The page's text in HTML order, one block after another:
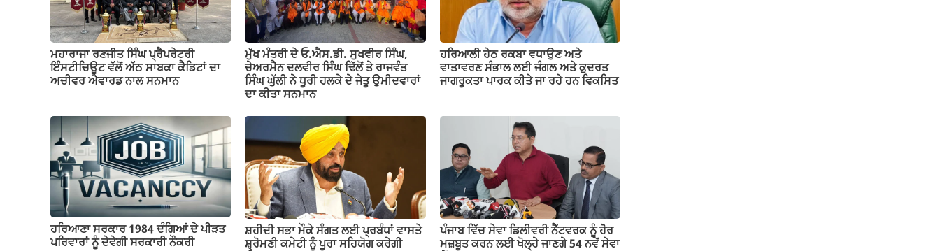
ਮਹਾਰਾਜਾ ਰਣਜੀਤ ਸਿੰਘ ਪ੍ਰੈਪਰੇਟਰੀ
ਇੰਸਟੀਚਿਊਟ ਵੱਲੋਂ ਅੱਠ ਸਾਬਕਾ ਕੈਡਿਟਾਂ ਦਾ
ਅਚੀਵਰ ਐਵਾਰਡ ਨਾਲ ਸਨਮਾਨ
ਮੁੱਖ ਮੰਤਰੀ ਦੇ ਓ.ਐਸ.ਡੀ. ਸੁਖਵੀਰ ਸਿੰਘ,
ਚੇਅਰਮੈਨ ਦਲਵੀਰ ਸਿੰਘ ਢਿੱਲੋਂ ਤੇ ਰਾਜਵੰਤ
ਸਿੰਘ ਘੁੱਲੀ ਨੇ ਧੂਰੀ ਹਲਕੇ ਦੇ ਜੇਤੂ ਉਮੀਦਵਾਰਾਂ
ਦਾ ਕੀਤਾ ਸਨਮਾਨ
ਹਰਿਆਲੀ ਹੇਠ ਰਕਬਾ ਵਧਾਉਣ ਅਤੇ
ਵਾਤਾਵਰਣ ਸੰਭਾਲ ਲਈ ਜੰਗਲ ਅਤੇ ਕੁਦਰਤ
ਜਾਗਰੂਕਤਾ ਪਾਰਕ ਕੀਤੇ ਜਾ ਰਹੇ ਹਨ ਵਿਕਸਿਤ
ਹਰਿਆਣਾ ਸਰਕਾਰ 1984 ਦੰਗਿਆਂ ਦੇ ਪੀੜਤ
ਪਰਿਵਾਰਾਂ ਨੂੰ ਦੇਵੇਗੀ ਸਰਕਾਰੀ ਨੌਕਰੀ
ਸ਼ਹੀਦੀ ਸਭਾ ਮੌਕੇ ਸੰਗਤ ਲਈ ਪ੍ਰਬੰਧਾਂ ਵਾਸਤੇ
ਸ਼੍ਰੋਮਣੀ ਕਮੇਟੀ ਨੂੰ ਪੂਰਾ ਸਹਿਯੋਗ ਕਰੇਗੀ
ਪੰਜਾਬ ਵਿੱਚ ਸੇਵਾ ਡਿਲੀਵਰੀ ਨੈੱਟਵਰਕ ਨੂੰ ਹੋਰ
ਮਜ਼ਬੂਤ ਕਰਨ ਲਈ ਖੋਲ੍ਹੇ ਜਾਣਗੇ 54 ਨਵੇਂ ਸੇਵਾ